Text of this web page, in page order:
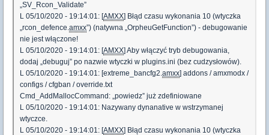
„SV_Rcon_Validate”
L 05/10/2020 - 19:14:01: [AMXX] Błąd czasu wykonania 10 (wtyczka
„rcon_defence.amxx”) (natywna „OrpheuGetFunction”) - debugowanie
nie jest włączone!
L 05/10/2020 - 19:14:01: [AMXX] Aby włączyć tryb debugowania,
dodaj „debuguj” po nazwie wtyczki w plugins.ini (bez cudzysłowów).
L 05/10/2020 - 19:14:01: [extreme_bancfg2.amxx] addons / amxmodx /
configs / cfgban / override.txt
Cmd_AddMallocCommand: „powiedz” już zdefiniowane
L 05/10/2020 - 19:14:01: Nazywany dynanative w wstrzymanej
wtyczce.
L 05/10/2020 - 19:14:01: [AMXX] Błąd czasu wykonania 10 (wtyczka